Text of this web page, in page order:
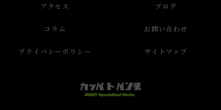
アクセス ブログ
コラム お問い合わせ
プライバシーポリシー サイトマップ